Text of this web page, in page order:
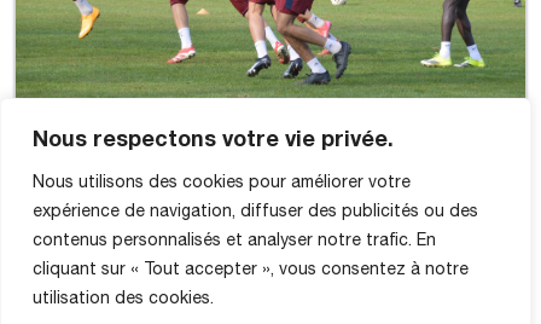
Nous respectons votre vie privée.
Nous utilisons des cookies pour améliorer votre
expérience de navigation, diffuser des publicités ou des
contenus personnalisés et analyser notre trafic. En
cliquant sur « Tout accepter », vous consentez à notre
utilisation des cookies.